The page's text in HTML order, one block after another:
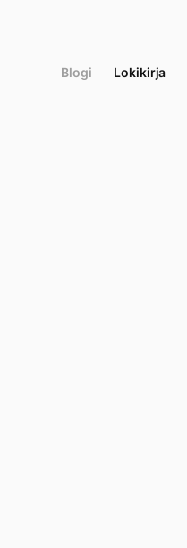
Blogi Lokikirja